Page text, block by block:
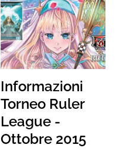
Informazioni
Torneo Ruler
League -
Ottobre 2015